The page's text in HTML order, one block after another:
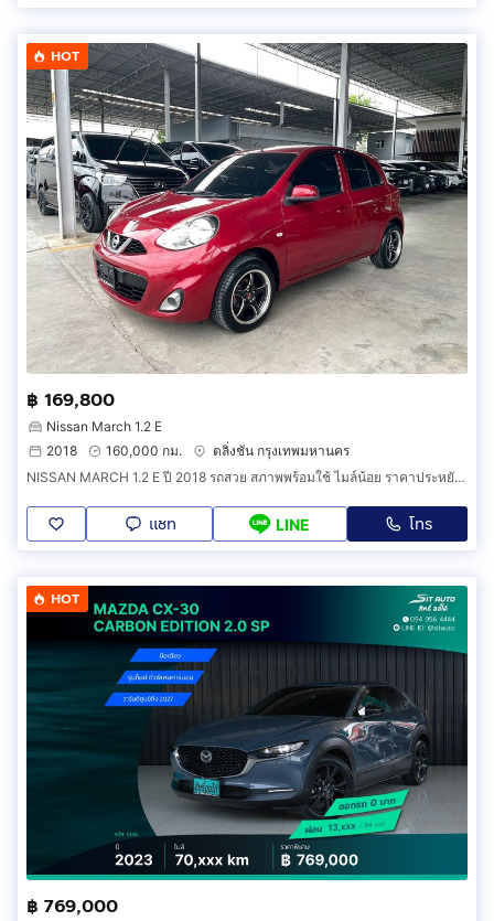
HOT
฿ 169,800
Nissan March 1.2 E
2018
160,000 กม.
ตลิ่งชัน กรุงเทพมหานคร
NISSAN MARCH 1.2 E ปี 2018 รถสวย สภาพพร้อมใช้ ไมล์น้อย ราคาประหยัด รับประกันตัวถังสวย
แชท LINE โทร
HOT
฿ 769,000